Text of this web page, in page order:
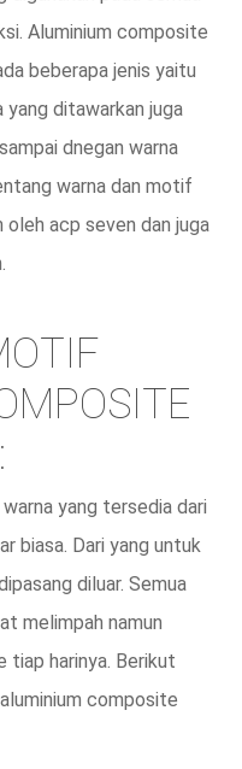
Aluminium composite
beberapa jenis yaitu
yang ditawarkan juga
dnegan warna
warna dan motif
oleh acp seven dan juga
yang tersedia dari
biasa. Dari yang untuk
diluar. Semua
melimpah namun
tiap harinya. Berikut
composite